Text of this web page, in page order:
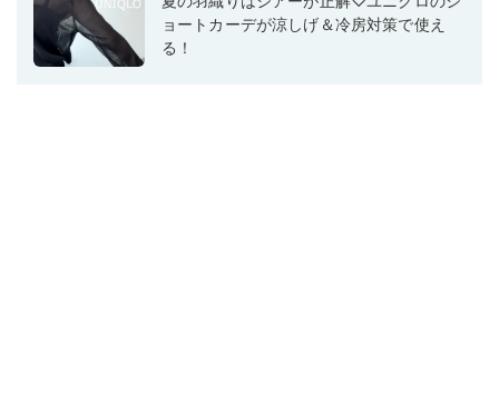
ョートカーデが涼しげ＆冷房対策で使え
る！